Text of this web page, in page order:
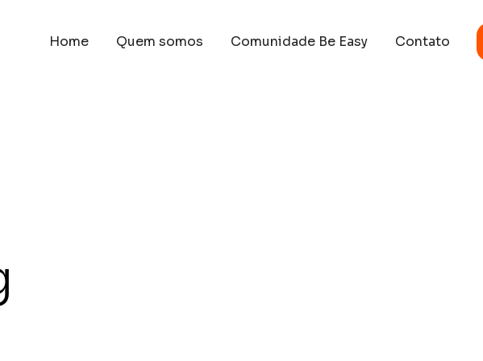
Home Quem somos Comunidade Be Easy Contato